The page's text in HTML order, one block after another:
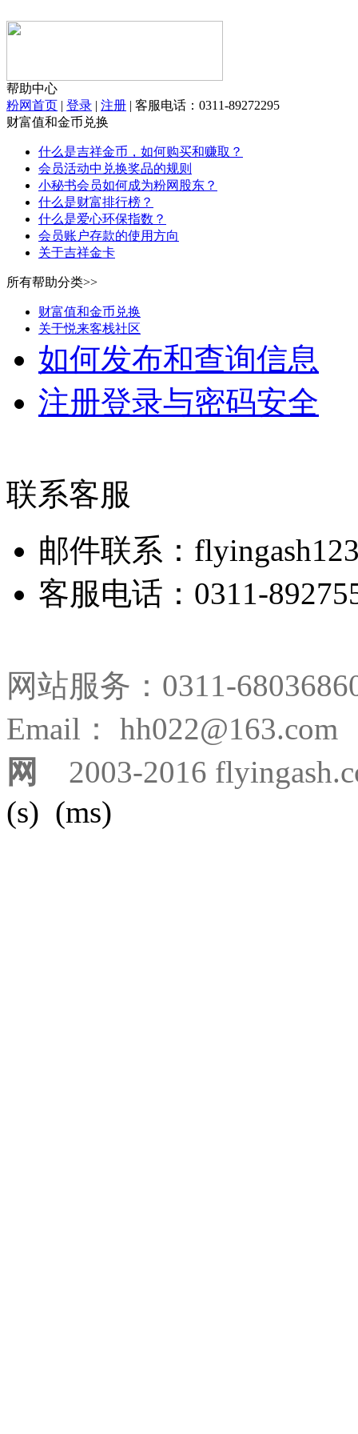
帮助中心
粉网首页 | 登录 | 注册 | 客服电话：0311-89272295
财富值和金币兑换
什么是吉祥金币，如何购买和赚取？
会员活动中兑换奖品的规则
小秘书会员如何成为粉网股东？
什么是财富排行榜？
什么是爱心环保指数？
会员账户存款的使用方向
关于吉祥金卡
所有帮助分类>>
财富值和金币兑换
关于悦来客栈社区
如何发布和查询信息
注册登录与密码安全
联系客服
邮件联系：
客服电话：0311-
网站服务：0311-
Email：
网
2003-2016
(s) (ms)